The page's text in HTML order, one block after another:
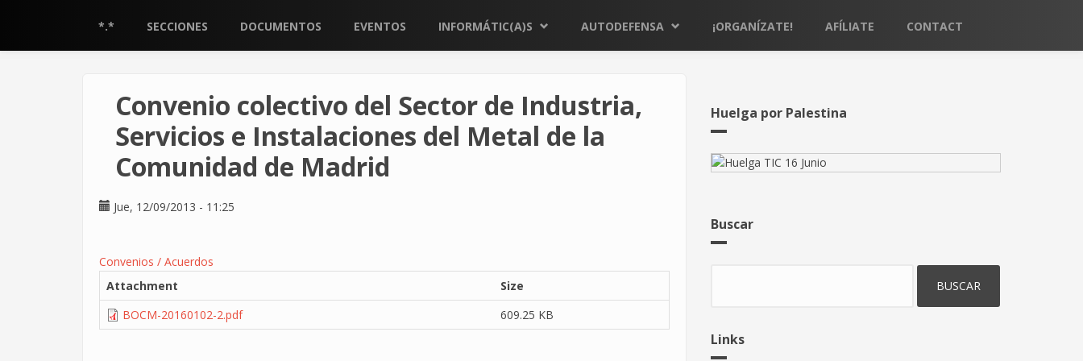
*.* SECCIONES DOCUMENTOS EVENTOS INFORMÁTIC(A)S AUTODEFENSA ¡ORGANÍZATE! AFÍLIATE CONTACT
Convenio colectivo del Sector de Industria,
Servicios e Instalaciones del Metal de la
Comunidad de Madrid
Jue, 12/09/2013 - 11:25
Convenios / Acuerdos
Attachment
Size
BOCM-20160102-2.pdf
609.25 KB
Huelga por Palestina
Buscar
Links